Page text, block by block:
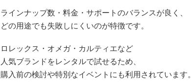
ラインナップ数・料金・サポートのバランスが良く、
どの用途でも失敗しにくいのが特徴です。
ロレックス・オメガ・カルティエなど
人気ブランドをレンタルで試せるため、
購入前の検討や特別なイベントにも利用されています。